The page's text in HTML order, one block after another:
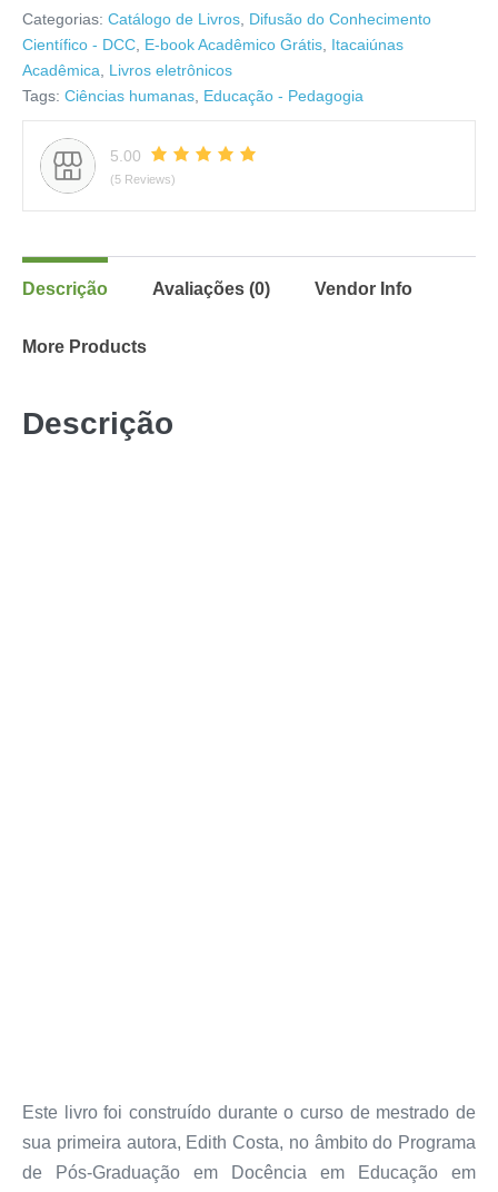
Categorias: Catálogo de Livros, Difusão do Conhecimento
Científico - DCC, E-book Acadêmico Grátis, Itacaiúnas
Acadêmica, Livros eletrônicos
Tags: Ciências humanas, Educação - Pedagogia
5.00
(5 Reviews)
Descrição Avaliações (0) Vendor Info
More Products
Descrição
Este livro foi construído durante o curso de mestrado de
sua primeira autora, Edith Costa, no âmbito do Programa
de Pós-Graduação em Docência em Educação em